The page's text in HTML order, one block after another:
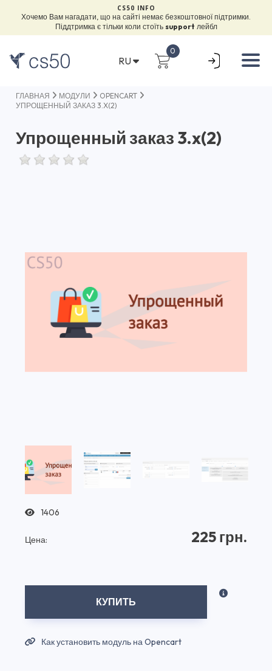
CS50 INFO
Хочемо Вам нагадати, що на сайті немає безкоштовної підтримки.
Піддтримка є тільки коли стоїть support лейбл
RU
0
ГЛАВНАЯ МОДУЛИ
OPENCART
УПРОЩЕННЫЙ ЗАКАЗ 3.X(2)
Упрощенный заказ 3.x(2)
1406
Цена: 225 грн.
КУПИТЬ
Как установить модуль на Opencart